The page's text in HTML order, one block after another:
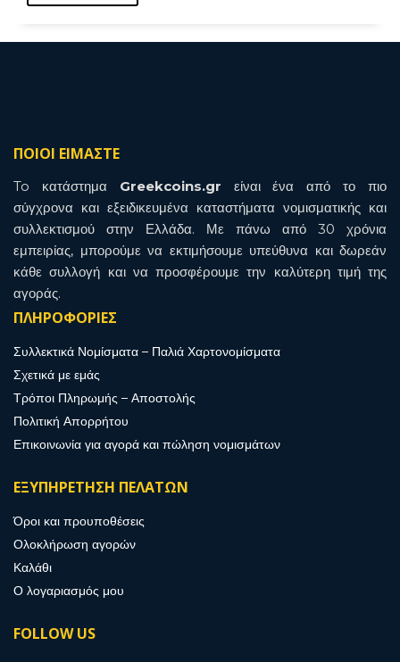
ΠΟΙΟΙ ΕΙΜΑΣΤΕ
To κατάστημα Greekcoins.gr είναι ένα από το πιο
σύγχρονα και εξειδικευμένα καταστήματα νομισματικής και
συλλεκτισμού στην Ελλάδα. Με πάνω από 30 χρόνια
εμπειρίας, μπορούμε να εκτιμήσουμε υπεύθυνα και δωρεάν
κάθε συλλογή και να προσφέρουμε την καλύτερη τιμή της
αγοράς.
ΠΛΗΡΟΦΟΡΙΕΣ
Συλλεκτικά Νομίσματα – Παλιά Χαρτονομίσματα
Σχετικά με εμάς
Τρόποι Πληρωμής – Αποστολής
Πολιτική Απορρήτου
Επικοινωνία για αγορά και πώληση νομισμάτων
ΕΞΥΠΗΡΕΤΗΣΗ ΠΕΛΑΤΩΝ
Όροι και προυποθέσεις
Ολοκλήρωση αγορών
Καλάθι
Ο λογαριασμός μου
FOLLOW US